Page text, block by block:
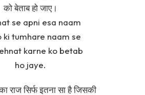
को बेताब हो जाए।
se apni esa naam
ki tumhare naam se
karne ko betab
ho jaye.
राज सिर्फ इतना सा है जिसकी